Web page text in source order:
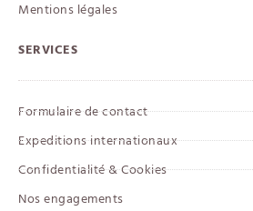
Mentions légales
SERVICES
Formulaire de contact
Expeditions internationaux
Confidentialité & Cookies
Nos engagements